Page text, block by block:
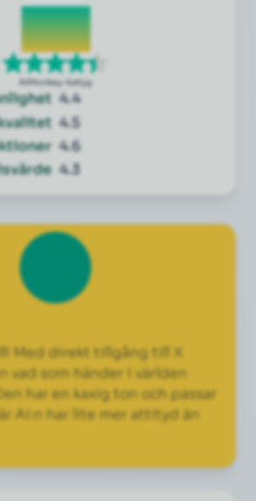
4.4
AIMonkey-betyg
4.4
4.5
4.6
4.3
Med direkt tillgång till X
vad som händer i världen
har en kaxig ton och passar
AI:n har lite mer attityd än